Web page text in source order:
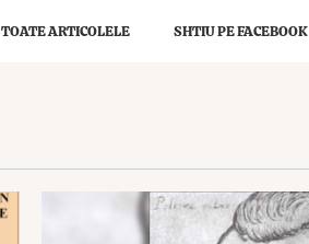
TOATE ARTICOLELE SHTIU PE FACEBOOK